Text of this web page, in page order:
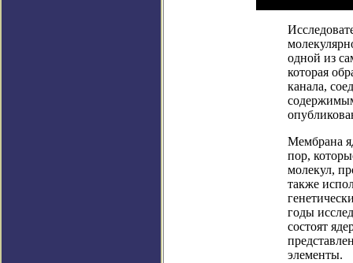
одной из
которая
канала,
Мембрана
пор,
молекул,
также
годы
состоят
элементы.